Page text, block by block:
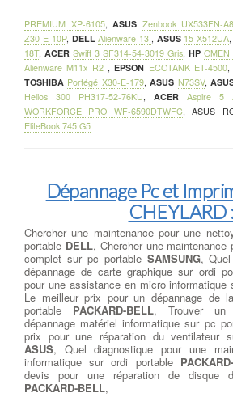
PREMIUM XP-6105, ASUS Zenbook UX533FN-
Z30-E-10P, DELL Alienware 13 , ASUS 15 X512UA,
18T, ACER Swift 3 SF314-54-3019 Gris, HP OMEN
Alienware M11x R2 ,EPSON ECOTANK ET-4500
TOSHIBA Portégé X30-E-179,ASUS N73SV,
Helios 300 PH317-52-76KU, ACER Aspire 5
WORKFORCE PRO WF-6590DTWFC,ASUS
EliteBook 745 G5
Dépannage Pc et
CHEYLARD
Chercher une maintenance pour une
portable DELL, Chercher une maintenance
complet sur pc portable SAMSUNG,
dépannage de carte graphique sur ordi
pour une assistance en micro informatique
Le meilleur prix pour un dépannage de
portable PACKARD-BELL, Trouver un
dépannage matériel informatique sur pc
prix pour une réparation du ventilateur
ASUS, Quel diagnostique pour une
informatique sur ordi portable
devis pour une réparation de disque
PACKARD-BELL,